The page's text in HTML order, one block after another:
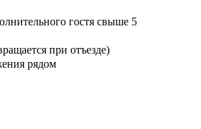
гостя свыше 5
при отъезде)
рядом